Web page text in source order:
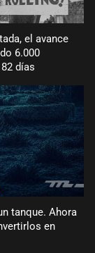
el avance
6.000
días
tanque. Ahora
en